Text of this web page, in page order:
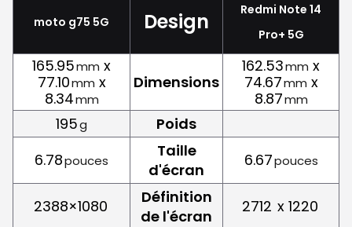
moto g75 5G Design
Redmi Note 14
Pro+ 5G
165.95mm x
77.10mm x
8.34mm
Dimensions
162.53mm x
74.67mm x
8.87mm
195g
Poids
6.78pouces
Taille
d'écran
6.67pouces
2388×1080
Définition
de l'écran
2712 x 1220